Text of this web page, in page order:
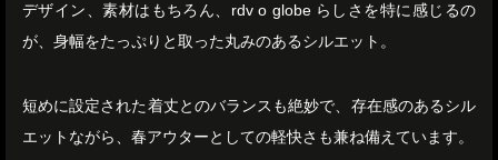
デザイン、素材はもちろん、rdv o globe らしさを特に感じるの
が、身幅をたっぷりと取った丸みのあるシルエット。
短めに設定された着丈とのバランスも絶妙で、存在感のあるシル
エットながら、春アウターとしての軽快さも兼ね備えています。